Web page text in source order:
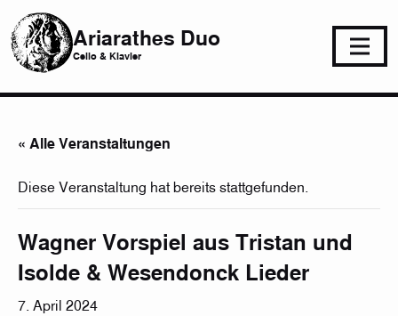
Ariarathes Duo
Cello & Klavier
« Alle Veranstaltungen
Diese Veranstaltung hat bereits stattgefunden.
Wagner Vorspiel aus Tristan und
Isolde & Wesendonck Lieder
7. April 2024